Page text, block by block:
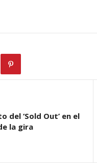
del ‘Sold Out’ en el
la gira